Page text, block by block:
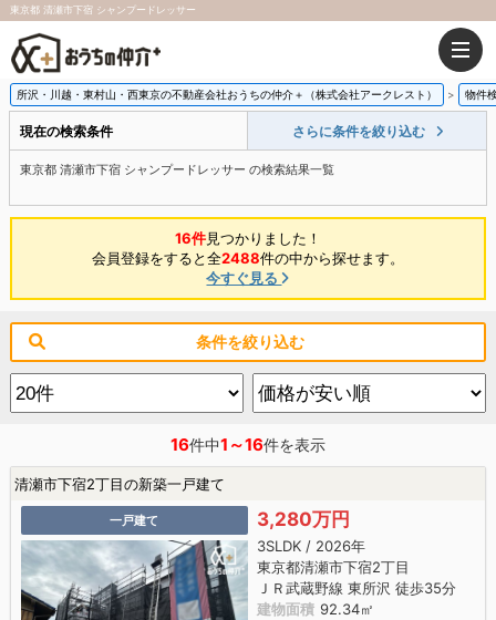
東京都 清瀬市下宿 シャンプードレッサー
所沢・川越・東村山・西東京の不動産会社おうちの仲介＋（株式会社アークレスト） 物件
現在の検索条件 さらに条件を絞り込む
東京都 清瀬市下宿 シャンプードレッサー の検索結果一覧
16件見つかりました！
会員登録をすると全2488件の中から探せます。
今すぐ見る
条件を絞り込む
16件中1～16件を表示
清瀬市下宿2丁目の新築一戸建て
一戸建て 3,280万円
3SLDK / 2026年
東京都清瀬市下宿2丁目
ＪＲ武蔵野線 東所沢 徒歩35分
建物面積 92.34㎡